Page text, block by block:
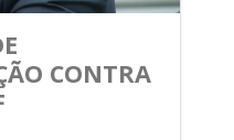
CONTRA